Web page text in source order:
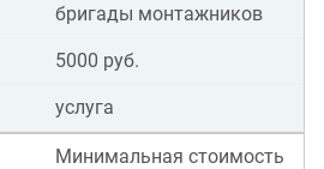
бригады монтажников
5000 руб.
услуга
Минимальная стоимость